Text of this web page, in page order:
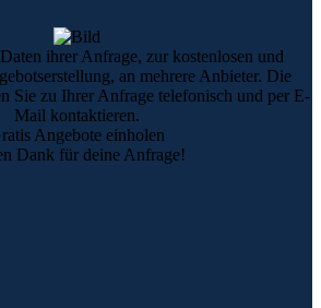
ihrer Anfrage, zur kostenlosen und
an mehrere Anbieter. Die
Sie zu Ihrer Anfrage telefonisch und per E-
Mail kontaktieren.
Angebote einholen
Dank für deine Anfrage!